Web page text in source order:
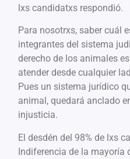
lxs candidatxs respondió.
Para nosotrxs, saber cuál
integrantes del sistema
derecho de los animales
atender desde cualquier
Pues un sistema jurídico
animal, quedará anclado
injusticia.
El desdén del 98% de lxs
Indiferencia de la mayoría